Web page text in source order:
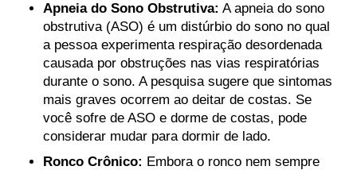
Apneia do Sono Obstrutiva: A apneia do sono
obstrutiva (ASO) é um distúrbio do sono no qual
a pessoa experimenta respiração desordenada
causada por obstruções nas vias respiratórias
durante o sono. A pesquisa sugere que sintomas
mais graves ocorrem ao deitar de costas. Se
você sofre de ASO e dorme de costas, pode
considerar mudar para dormir de lado.
Ronco Crônico: Embora o ronco nem sempre